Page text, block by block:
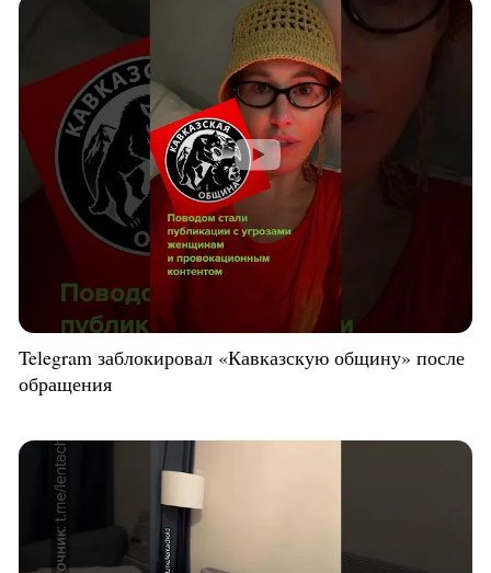
Telegram заблокировал «Кавказскую общину» после
обращения